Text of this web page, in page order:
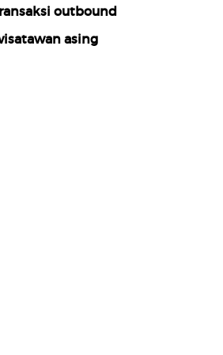
outbound
asing